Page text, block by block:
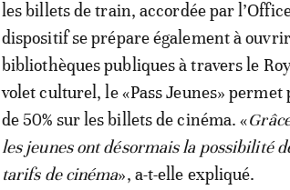
les billets de train, accordée par
dispositif se prépare également à
bibliothèques publiques à travers le
volet culturel, le «Pass Jeunes»
de 50% sur les billets de cinéma. «
les jeunes ont désormais la possibilité
tarifs de cinéma», a-t-elle expliqué.